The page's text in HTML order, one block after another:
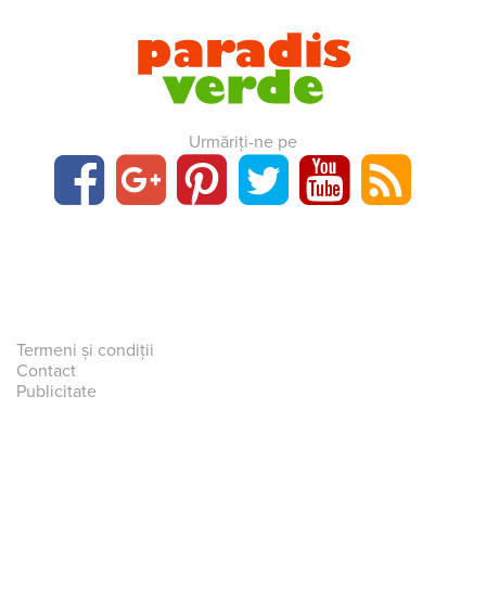
Urmăriți-ne pe
Termeni și condiții
Contact
Publicitate